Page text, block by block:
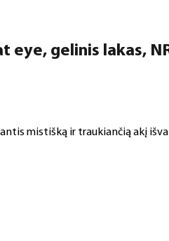
eye, gelinis lakas,
mistišką ir traukiančią akį